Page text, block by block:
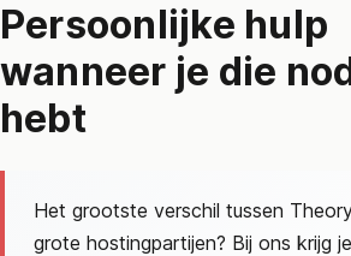
Persoonlijke hulp
wanneer je die
hebt
Het grootste verschil tussen
grote hostingpartijen? Bij ons krijg je